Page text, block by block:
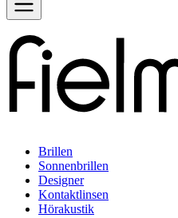
Brillen
Sonnenbrillen
Designer
Kontaktlinsen
Hörakustik